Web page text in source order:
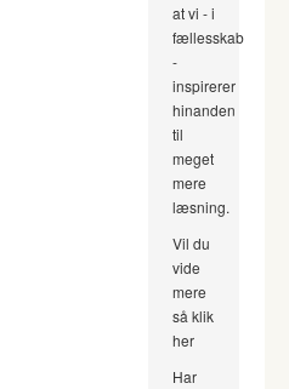
at vi - i
fællesskab
-
inspirerer
hinanden
til
meget
mere
læsning.
Vil du
vide
mere
så klik
her
Har